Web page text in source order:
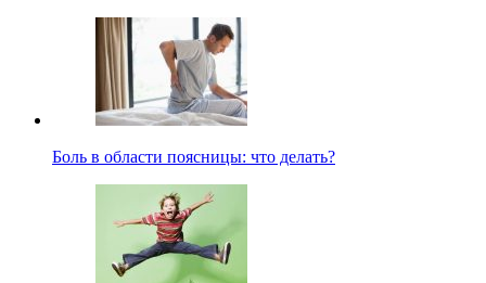
Боль в области поясницы: что делать?